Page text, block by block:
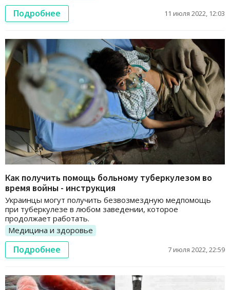
Подробнее 11 июля 2022, 12:03
Как получить помощь больному туберкулезом во
время войны - инструкция
Украинцы могут получить безвозмездную медпомощь
при туберкулезе в любом заведении, которое
продолжает работать.
Медицина и здоровье
Подробнее 7 июля 2022, 22:59